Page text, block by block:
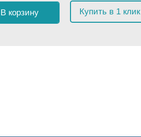
В корзину Купить в 1 клик